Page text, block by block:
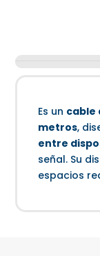
Es un cable
metros,
entre
señal. Su
espacios